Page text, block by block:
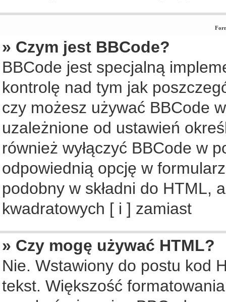
» Czym jest BBCode?
BBCode jest specjalną
kontrolę nad tym jak
czy możesz używać BBCode
uzależnione od ustawień
również wyłączyć BBCode w
odpowiednią opcję w
podobny w składni do HTML,
kwadratowych [ i ] zamiast
» Czy mogę używać HTML?
Nie. Wstawiony do postu kod
tekst. Większość